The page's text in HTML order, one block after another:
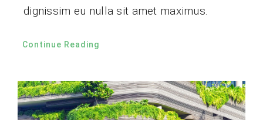
dignissim eu nulla sit amet maximus.
Continue Reading